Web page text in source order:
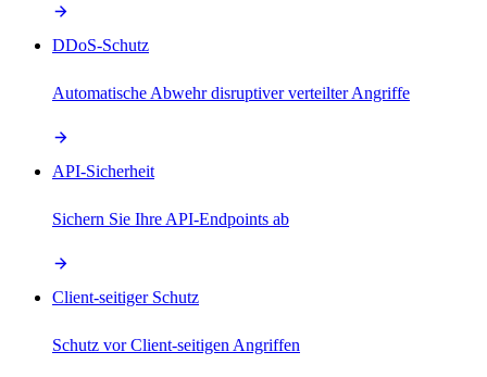
DDoS-Schutz
Automatische Abwehr disruptiver verteilter Angriffe
API-Sicherheit
Sichern Sie Ihre API-Endpoints ab
Client-seitiger Schutz
Schutz vor Client-seitigen Angriffen